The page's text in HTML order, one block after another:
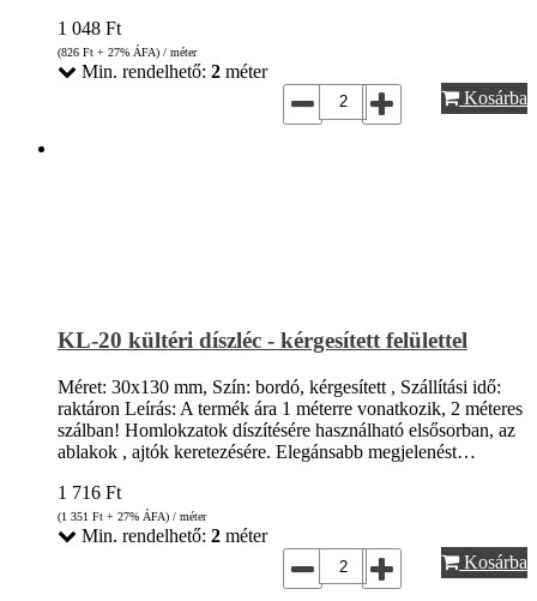
1 048 Ft
(826 Ft + 27% ÁFA) / méter
Min. rendelhető: 2 méter
Kosárba
KL-20 kültéri díszléc - kérgesített felülettel
Méret: 30x130 mm, Szín: bordó, kérgesített , Szállítási idő:
raktáron Leírás: A termék ára 1 méterre vonatkozik, 2 méteres
szálban! Homlokzatok díszítésére használható elsősorban, az
ablakok , ajtók keretezésére. Elegánsabb megjelenést…
1 716 Ft
(1 351 Ft + 27% ÁFA) / méter
Min. rendelhető: 2 méter
Kosárba